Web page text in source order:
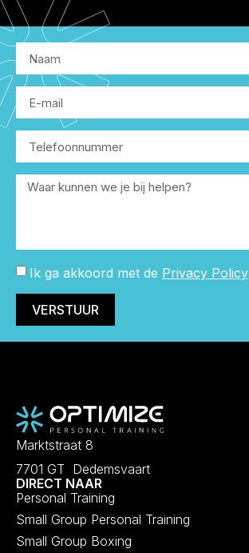
Ik ga akkoord met de Privacy Policy
VERSTUUR
Marktstraat 8
7701 GT Dedemsvaart
DIRECT NAAR
Personal Training
Small Group Personal Training
Small Group Boxing